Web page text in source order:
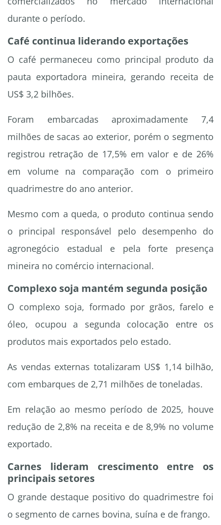
durante o período.
Café continua liderando exportações
O café permaneceu como principal produto da
pauta exportadora mineira, gerando receita de
US$ 3,2 bilhões.
Foram embarcadas aproximadamente 7,4
milhões de sacas ao exterior, porém o segmento
registrou retração de 17,5% em valor e de 26%
em volume na comparação com o primeiro
quadrimestre do ano anterior.
Mesmo com a queda, o produto continua sendo
o principal responsável pelo desempenho do
agronegócio estadual e pela forte presença
mineira no comércio internacional.
Complexo soja mantém segunda posição
O complexo soja, formado por grãos, farelo e
óleo, ocupou a segunda colocação entre os
produtos mais exportados pelo estado.
As vendas externas totalizaram US$ 1,14 bilhão,
com embarques de 2,71 milhões de toneladas.
Em relação ao mesmo período de 2025, houve
redução de 2,8% na receita e de 8,9% no volume
exportado.
Carnes lideram crescimento entre os
principais setores
O grande destaque positivo do quadrimestre foi
o segmento de carnes bovina, suína e de frango.